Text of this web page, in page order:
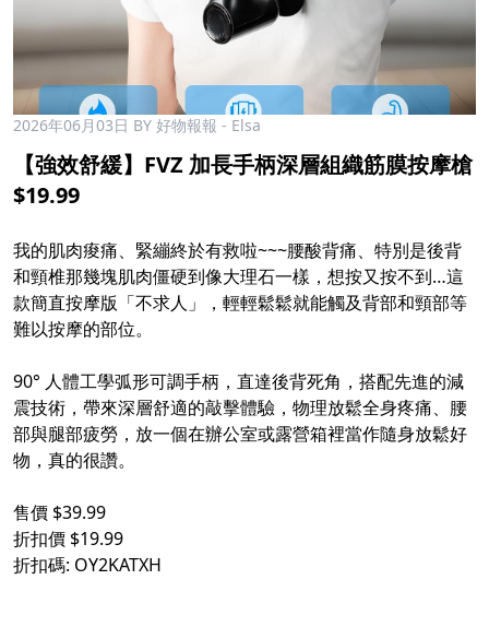
2026年06月03日 BY 好物報報 - Elsa
【強效舒緩】FVZ 加長手柄深層組織筋膜按摩槍
$19.99
我的肌肉痠痛、緊繃終於有救啦~~~腰酸背痛、特別是後背
和頸椎那幾塊肌肉僵硬到像大理石一樣，想按又按不到…這
款簡直按摩版「不求人」，輕輕鬆鬆就能觸及背部和頸部等
難以按摩的部位。
90° 人體工學弧形可調手柄，直達後背死角，搭配先進的減
震技術，帶來深層舒適的敲擊體驗，物理放鬆全身疼痛、腰
部與腿部疲勞，放一個在辦公室或露營箱裡當作隨身放鬆好
物，真的很讚。
售價 $39.99
折扣價 $19.99
折扣碼: OY2KATXH